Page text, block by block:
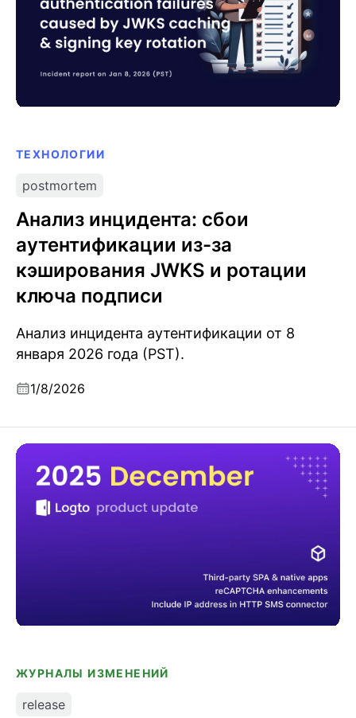
ТЕХНОЛОГИИ
postmortem
Анализ инцидента: сбои
аутентификации из-за
кэширования JWKS и ротации
ключа подписи
Анализ инцидента аутентификации от 8
января 2026 года (PST).
1/8/2026
ЖУРНАЛЫ ИЗМЕНЕНИЙ
release
Обновления продукта Logto